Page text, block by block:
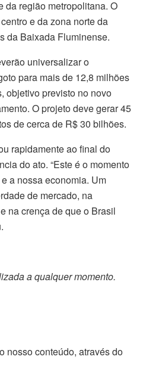
da região metropolitana. O
e da zona norte da
da Baixada Fluminense.
universalizar o
para mais de 12,8 milhões
objetivo previsto no novo
O projeto deve gerar 45
de cerca de R$ 30 bilhões.
rapidamente ao final do
do ato. “Este é o momento
a nossa economia. Um
de mercado, na
na crença de que o Brasil
a qualquer momento.
nosso conteúdo, através do